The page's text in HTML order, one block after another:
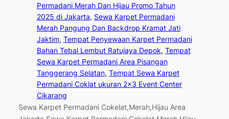
Permadani Merah Dan Hijau Promo Tahun
2025 di Jakarta, Sewa Karpet Permadani
Merah Pangung Dan Backdrop Kramat Jati
Jaktim, Tempat Penyewaan Karpet Permadani
Bahan Tebal Lembut Ratujaya Depok, Tempat
Sewa Karpet Permadani Area Pisangan
Tanggerang Selatan, Tempat Sewa Karpet
Permadani Coklat ukuran 2×3 Event Center
Cikarang
Sewa Karpet Permadani Cokelat,Merah,Hijau Area